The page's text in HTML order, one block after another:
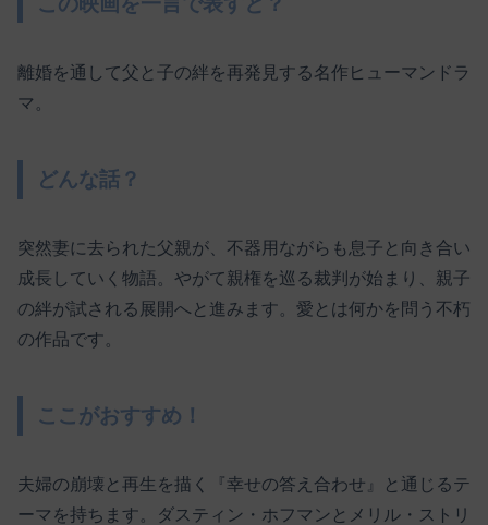
離婚を通して父と子の絆を再発見する名作ヒューマンドラ
マ。
どんな話？
突然妻に去られた父親が、不器用ながらも息子と向き合い
成長していく物語。やがて親権を巡る裁判が始まり、親子
の絆が試される展開へと進みます。愛とは何かを問う不朽
の作品です。
ここがおすすめ！
夫婦の崩壊と再生を描く『幸せの答え合わせ』と通じるテ
ーマを持ちます。ダスティン・ホフマンとメリル・ストリ